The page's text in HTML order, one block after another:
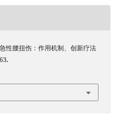
性腰扭伤：作用机制、创新疗法